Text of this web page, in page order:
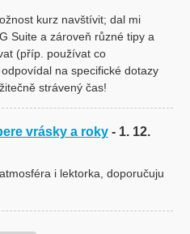
kurz navštívit; dal mi
Suite a zároveň různé tipy a
(příp. používat co
na specifické dotazy
strávený čas!
vrásky a roky - 1. 12.
i lektorka, doporučuju